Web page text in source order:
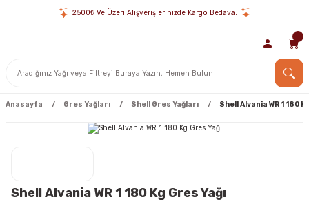
2500₺ Ve Üzeri Alışverişlerinizde Kargo Bedava.
Anasayfa Gres Yağları Shell Gres Yağları Shell Alvania WR 1 180
Shell Alvania WR 1 180 Kg Gres Yağı